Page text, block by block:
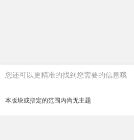
您还可以更精准的找到您需要的信息哦
本版块或指定的范围内尚无主题